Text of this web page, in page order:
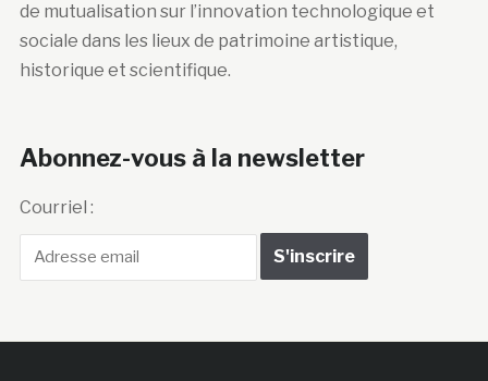
de mutualisation sur l’innovation technologique et
sociale dans les lieux de patrimoine artistique,
historique et scientifique.
Abonnez-vous à la newsletter
Courriel :